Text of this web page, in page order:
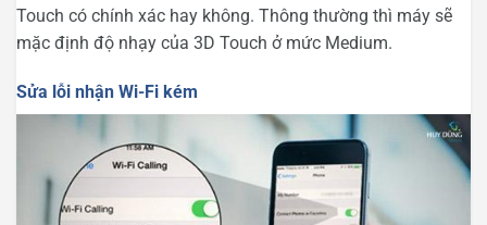
Touch có chính xác hay không. Thông thường thì máy sẽ
mặc định độ nhạy của 3D Touch ở mức Medium.
Sửa lỗi nhận Wi-Fi kém